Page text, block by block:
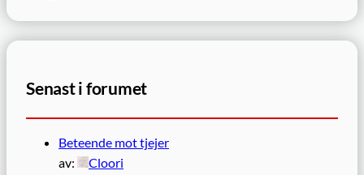
Senast i forumet
Beteende mot tjejer
av:
Cloori